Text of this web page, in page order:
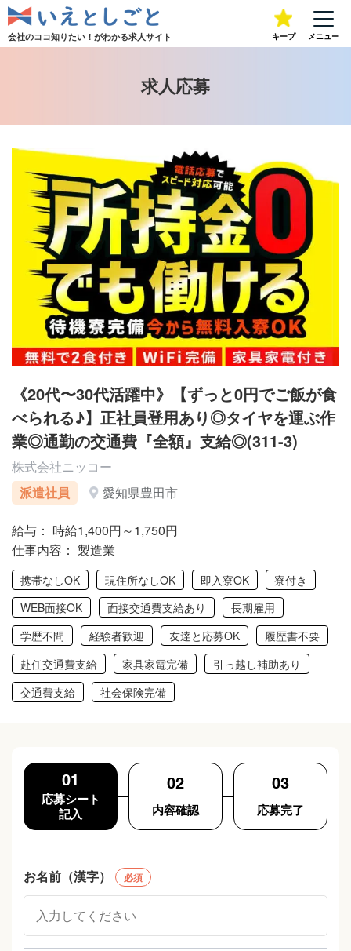
会社のココ知りたい！がわかる求人サイト キープ メニュー
求人応募
派遣社員 愛知県豊田市
《20代〜30代活躍中》【ずっと0円でご飯が食
べられる♪】正社員登用あり◎タイヤを運ぶ作
業◎通勤の交通費『全額』支給◎(311-3)
株式会社ニッコー
給与： 時給1,400円～1,750円
仕事内容： 製造業
携帯なしOK 現住所なしOK 即入寮OK
寮付き
WEB面接OK
面接交通費支給あり
長期雇用
学歴不問
経験者歓迎 友達と応募OK
履歴書不要
赴任交通費支給
家具家電完備
引っ越し補助あり
交通費支給
社会保険完備
01
応募シート
記入
02
内容確認
03
応募完了
お名前（漢字） 必須